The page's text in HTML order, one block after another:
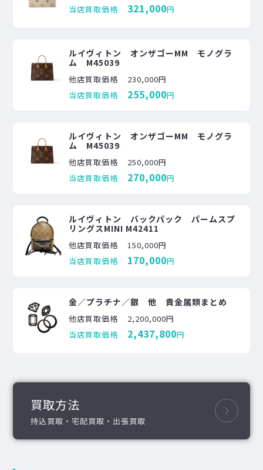
当店買取価格
321,000円
ルイヴィトン オンザゴーMM モノグラ
ム M45039
他店買取価格
230,000円
当店買取価格
255,000円
ルイヴィトン オンザゴーMM モノグラ
ム M45039
他店買取価格
250,000円
当店買取価格
270,000円
ルイヴィトン バックパック パームスプ
リングスMINI M42411
他店買取価格
150,000円
当店買取価格
170,000円
金／プラチナ／銀 他 貴金属類まとめ
他店買取価格
2,200,000円
当店買取価格
2,437,800円
買取方法
持込買取・宅配買取・出張買取